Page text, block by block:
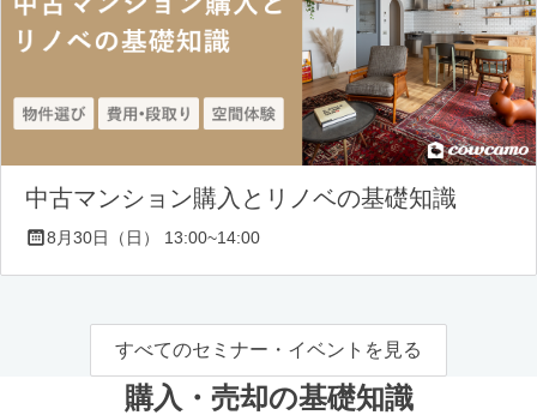
中古マンション購入とリノベの基礎知識
8月30日（日） 13:00~14:00
すべてのセミナー・イベントを見る
購入・売却の基礎知識